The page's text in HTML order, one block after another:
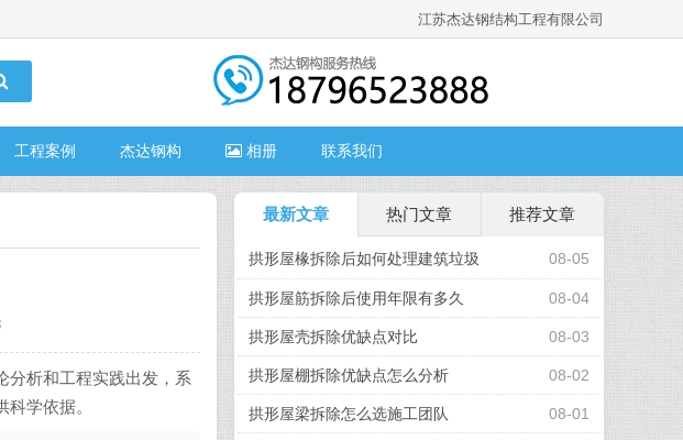
江苏杰达钢结构工程有限公司
工程案例 杰达钢构 相册 联系我们
分析和工程实践出发，系
学依据。
最新文章 热门文章 推荐文章
08-05
拱形屋椽拆除后如何处理建筑垃圾
08-04
拱形屋筋拆除后使用年限有多久
08-03
拱形屋壳拆除优缺点对比
08-02
拱形屋棚拆除优缺点怎么分析
08-01
拱形屋梁拆除怎么选施工团队